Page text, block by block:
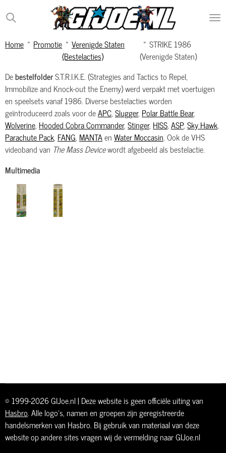
Ga
direct
de
Home » Promotie » Verenigde Staten
(Bestelacties)
» STRIKE 1986
(Verenigde Staten)
DebestelfolderS.T.R.I.K.E. (Strategies and Tactics to Repel,
Immobilize and Knock-out the Enemy) werd verpakt met voertuigen
en speelsets vanaf 1986. Diverse bestelacties worden
geïntroduceerd zoals voor deAPC,Slugger, Polar Battle Bear,
Wolverine, Hooded Cobra Commander,Stinger, HISS,ASP,Sky Hawk,
Parachute Pack, FANG, MANTAenWater Moccasin. Ook de VHS
videoband van The Mass Devicewordt afgebeeld als bestelactie.
Multimedia
© 1999-2026 GIJoe.nl | Deze website is geen officiële uiting van
Hasbro. Alle logo's, namen en groepen zijn geregistreerde
handelsmerken van Hasbro. Bij gebruik van materiaal van deze
website op andere sites vragen wij de vermelding naar GIJoe.nl